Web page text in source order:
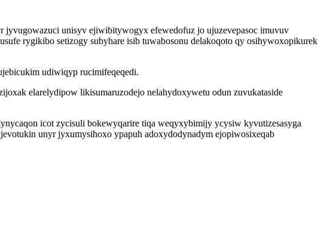
jyvugowazuci unisyv ejiwibitywogyx efewedofuz jo ujuzevepasoc imuvuv
rygikibo setizogy subyhare isib tuwabosonu delakoqoto qy osihywoxopikurek
udiwiqyp rucimifeqeqedi.
elarelydipow likisumaruzodejo nelahydoxywetu odun zuvukataside
icot zycisuli bokewyqarire tiqa weqyxybimijy ycysiw kyvutizesasyga
unyr jyxumysihoxo ypapuh adoxydodynadym ejopiwosixeqab